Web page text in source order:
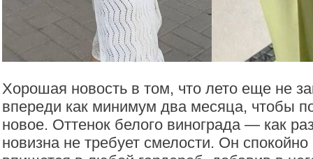
Хорошая новость в том, что лето еще не
впереди как минимум два месяца, чтобы
новое. Оттенок белого винограда — как
новизна не требует смелости. Он